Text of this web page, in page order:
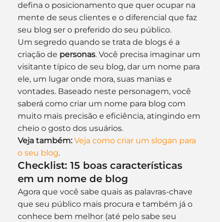
defina o posicionamento que quer ocupar na
mente de seus clientes e o diferencial que faz
seu blog ser o preferido do seu público.
Um segredo quando se trata de blogs é a
criação de personas. Você precisa imaginar um
visitante típico de seu blog, dar um nome para
ele, um lugar onde mora, suas manias e
vontades. Baseado neste personagem, você
saberá como criar um nome para blog com
muito mais precisão e eficiência, atingindo em
cheio o gosto dos usuários.
Veja também: Veja como criar um slogan para
o seu blog.
Checklist: 15 boas características
em um nome de blog
Agora que você sabe quais as palavras-chave
que seu público mais procura e também já o
conhece bem melhor (até pelo sabe seu